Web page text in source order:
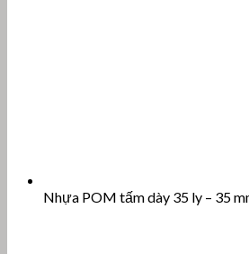
Nhựa POM tấm dày 35 ly – 35